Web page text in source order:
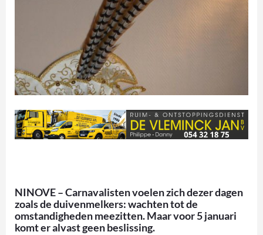
NINOVE – Carnavalisten voelen zich dezer dagen
zoals de duivenmelkers: wachten tot de
omstandigheden meezitten. Maar voor 5 januari
komt er alvast geen beslissing.